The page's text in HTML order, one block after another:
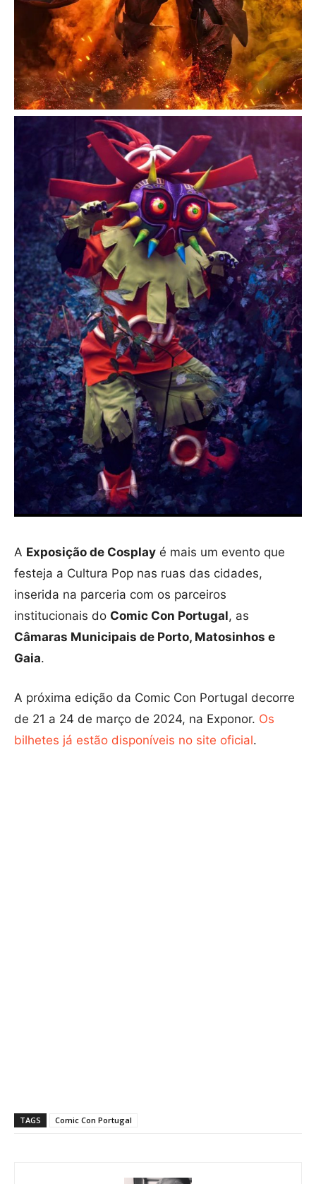
A Exposição de Cosplay é mais um evento que
festeja a Cultura Pop nas ruas das cidades,
inserida na parceria com os parceiros
institucionais do Comic Con Portugal, as
Câmaras Municipais de Porto, Matosinhos e
Gaia.
A próxima edição da Comic Con Portugal decorre
de 21 a 24 de março de 2024, na Exponor. Os
bilhetes já estão disponíveis no site oficial.
TAGS Comic Con Portugal